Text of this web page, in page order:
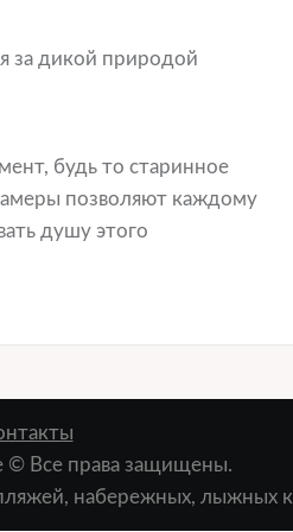
за дикой природой
будь то старинное
позволяют каждому
душу этого
© Все права защищены.
набережных, лыжных